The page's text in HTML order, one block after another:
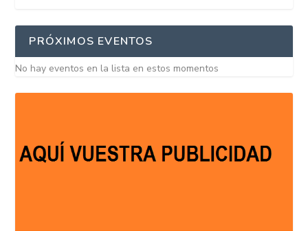
PRÓXIMOS EVENTOS
No hay eventos en la lista en estos momentos